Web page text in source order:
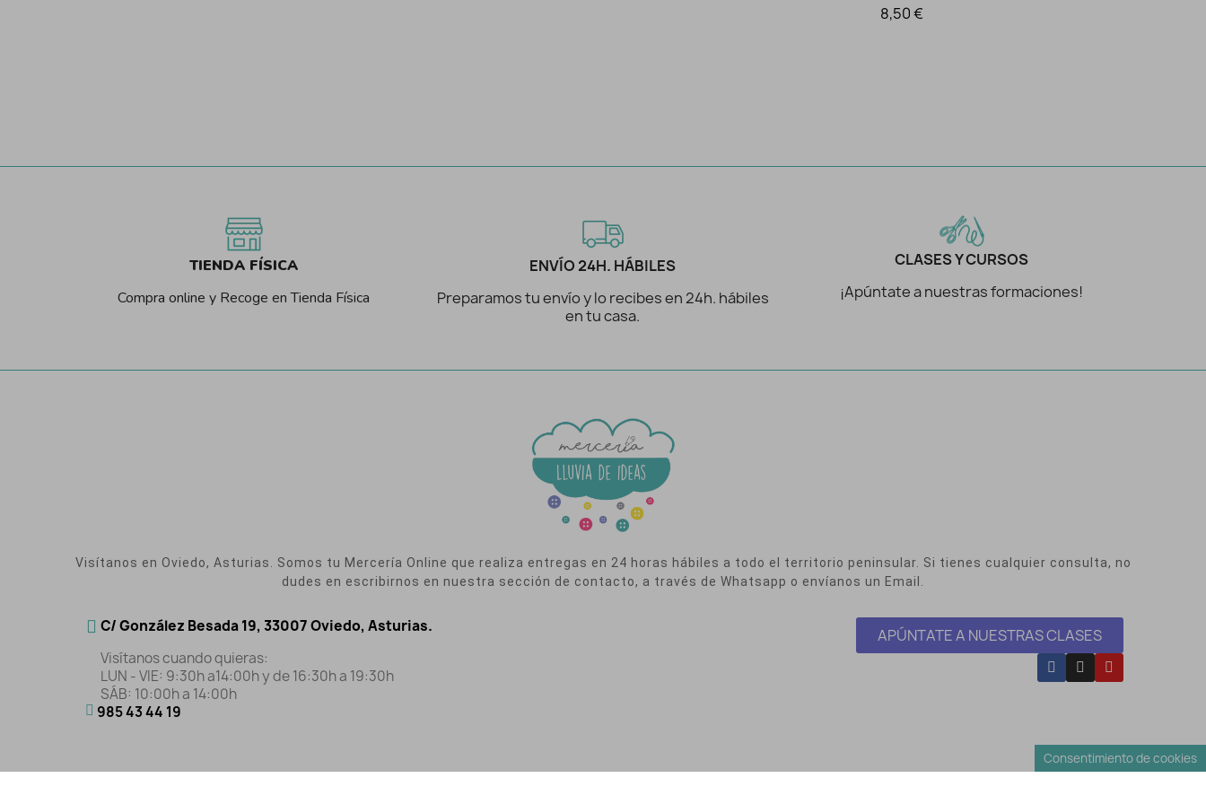
8,50 €
TIENDA FÍSICA
Compra online y Recoge en Tienda Física
ENVÍO 24H. HÁBILES
Preparamos tu envío y lo recibes en 24h. hábiles
en tu casa.
CLASES Y CURSOS
¡Apúntate a nuestras formaciones!
Visítanos en Oviedo, Asturias. Somos tu Mercería Online que realiza entregas en 24 horas hábiles a todo el territorio peninsular. Si tienes cualquier consulta, no
dudes en escribirnos en nuestra sección de contacto, a través de Whatsapp o envíanos un Email.
C/ González Besada 19, 33007 Oviedo, Asturias.
Visítanos cuando quieras:
LUN - VIE: 9:30h a14:00h y de 16:30h a 19:30h
SÁB: 10:00h a 14:00h
985 43 44 19
APÚNTATE A NUESTRAS CLASES
Consentimiento de cookies